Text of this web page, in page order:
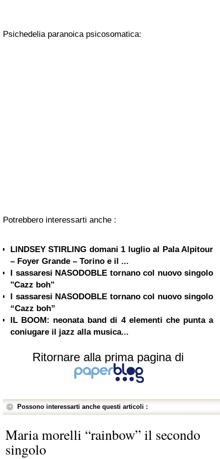
Psichedelia paranoica psicosomatica:
Potrebbero interessarti anche :
LINDSEY STIRLING domani 1 luglio al Pala Alpitour
– Foyer Grande – Torino e il ...
I sassaresi NASODOBLE tornano col nuovo singolo
"Cazz boh"
I sassaresi NASODOBLE tornano col nuovo singolo
“Cazz boh”
IL BOOM: neonata band di 4 elementi che punta a
coniugare il jazz alla musica...
Ritornare alla prima pagina di
Possono interessarti anche questi articoli :
Maria morelli “rainbow” il secondo
singolo